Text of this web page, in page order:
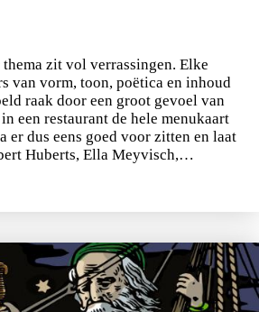
zit vol verrassingen. Elke
van vorm, toon, poëtica en inhoud
raak door een groot gevoel van
een restaurant de hele menukaart
er dus eens goed voor zitten en laat
Huberts, Ella Meyvisch,…